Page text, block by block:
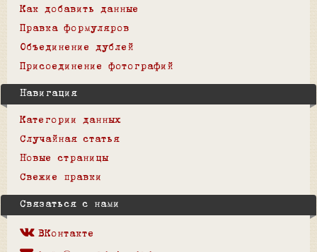
Как добавить данные
Правка формуляров
Объединение дублей
Присоединение фотографий
Навигация
Категории данных
Случайная статья
Новые страницы
Свежие правки
Связаться с нами
ВКонтакте